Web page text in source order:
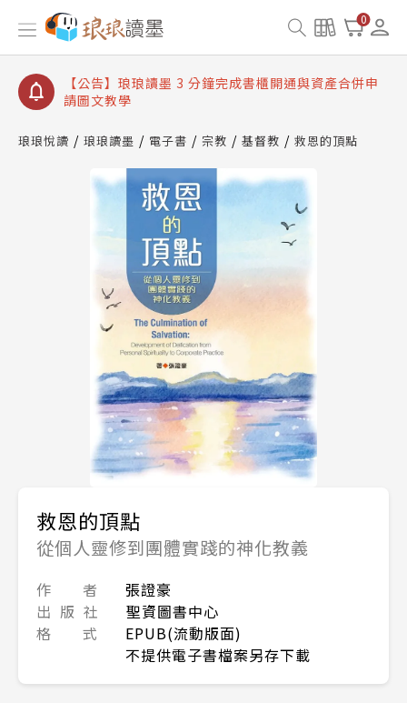
0
【公告】琅琅讀墨數位閱讀資產合併與書櫃開通申請
【公告】琅琅讀墨書櫃開通常見問題
【公告】琅琅讀墨 3 分鐘完成書櫃開通與資產合併申
請圖文教學
查詢
【公告】琅琅讀墨數位閱讀資產合併與書櫃開通申請
琅琅悅讀 琅琅讀墨 電子書 宗教 基督教 救恩的頂點
救恩的頂點
從個人靈修到團體實踐的神化教義
作 者
張證豪
出 版 社
聖資圖書中心
格 式
EPUB(流動版面)
不提供電子書檔案另存下載